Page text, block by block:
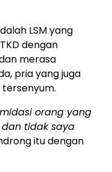
LSM yang
dengan
merasa
pria yang juga
orang yang
tidak saya
itu dengan